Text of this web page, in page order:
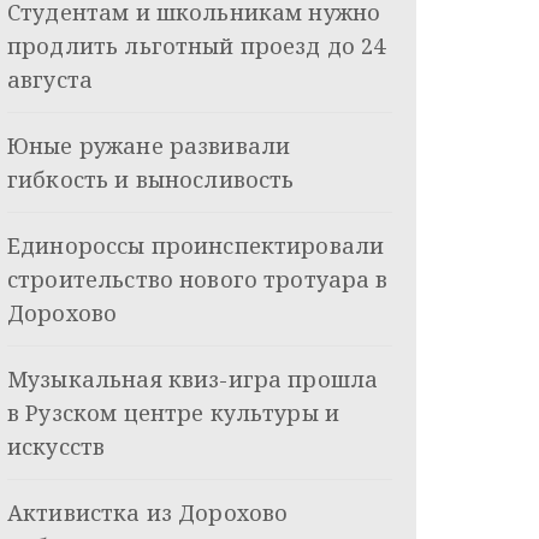
Студентам и школьникам нужно
продлить льготный проезд до 24
августа
Юные ружане развивали
гибкость и выносливость
Единороссы проинспектировали
строительство нового тротуара в
Дорохово
Музыкальная квиз-игра прошла
в Рузском центре культуры и
искусств
Активистка из Дорохово